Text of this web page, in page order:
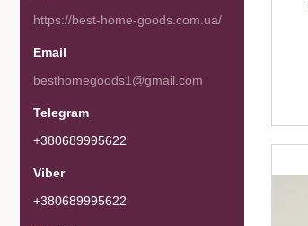
https://best-home-goods.com.ua/
besthomegoods1@gmail.com
+380689995622
+380689995622